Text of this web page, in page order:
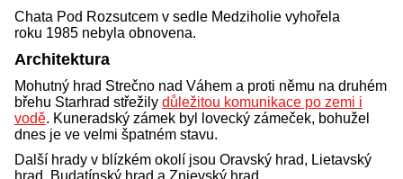
Chata Pod Rozsutcem v sedle Medziholie vyhořela
roku 1985 nebyla obnovena.
Architektura
Mohutný hrad Strečno nad Váhem a proti němu na druhém
břehu Starhrad střežily důležitou komunikace po zemi i
vodě. Kuneradský zámek byl lovecký zámeček, bohužel
dnes je ve velmi špatném stavu.
Další hrady v blízkém okolí jsou Oravský hrad, Lietavský
hrad, Budatínský hrad a Znievský hrad.